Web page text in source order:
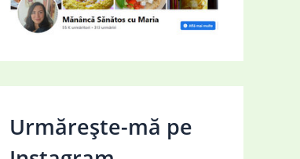
Urmărește-mă pe